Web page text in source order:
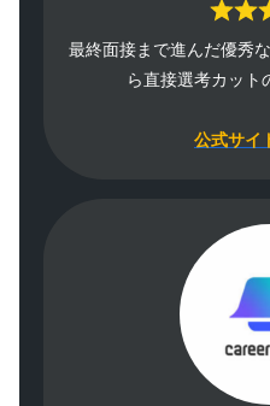
最終面接まで進んだ優秀
ら直接選考カット
公式サイ